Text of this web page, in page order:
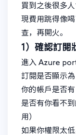
買到之後很多
現費用跳得像
查，再開火。
1）確認訂閱
進入 Azure
訂閱是否顯示
你的帳戶是否
是否有你看不
用）
如果你權限太